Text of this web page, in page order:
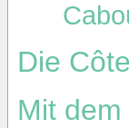
Die
Mit